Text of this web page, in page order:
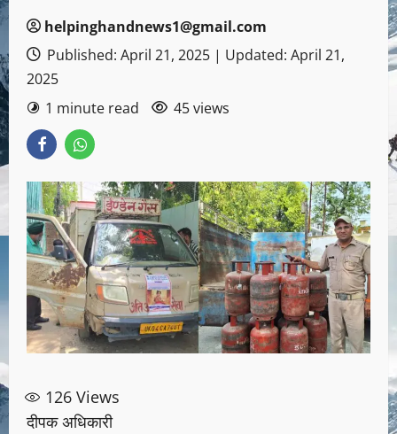
helpinghandnews1@gmail.com
Published: April 21, 2025 | Updated: April 21,
2025
1 minute read
45 views
126 Views
दीपक अधिकारी